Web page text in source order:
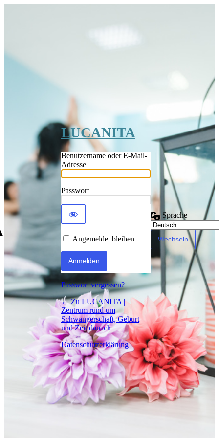
LUCANITA
Benutzername oder E-Mail-
Adresse
Passwort
Angemeldet bleiben
Passwort vergessen?
← Zu LUCANITA |
Zentrum rund um
Schwangerschaft, Geburt
und Zeit danach
Datenschutzerklärung
Sprache